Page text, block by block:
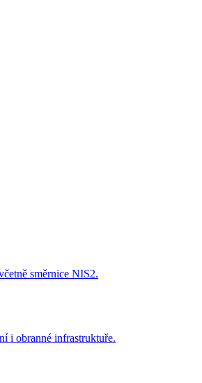
směrnice NIS2.
i obranné infrastruktuře.